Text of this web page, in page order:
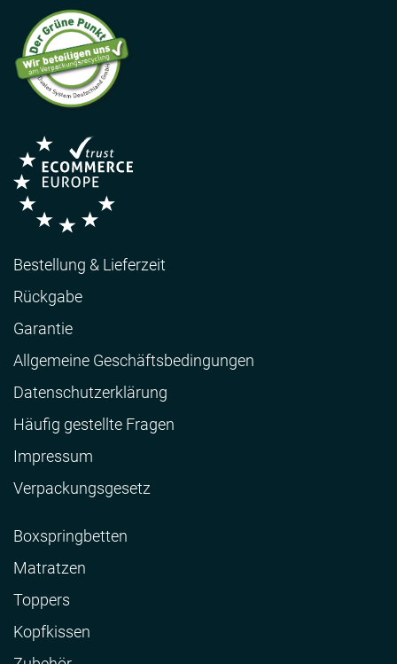
Bestellung & Lieferzeit
Rückgabe
Garantie
Allgemeine Geschäftsbedingungen
Datenschutzerklärung
Häufig gestellte Fragen
Impressum
Verpackungsgesetz
Boxspringbetten
Matratzen
Toppers
Kopfkissen